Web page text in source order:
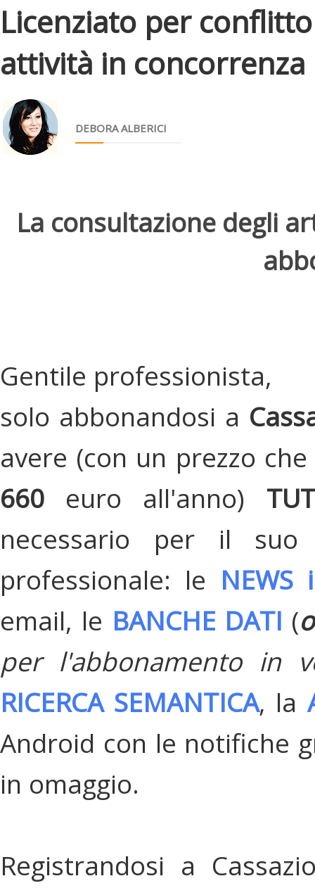
Licenziato per
attività in
DEBORA ALBERICI
La consultazione degli
Gentile professionista,
solo abbonandosi a
avere (con un prezzo
660 euro all'anno)
necessario per il suo
professionale: le
email, le BANCHE DATI (
per l'abbonamento in
RICERCA SEMANTICA, la
Android con le notifiche
in omaggio.
Registrandosi a